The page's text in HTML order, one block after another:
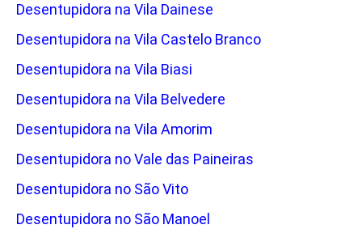
Desentupidora na Vila Dainese
Desentupidora na Vila Castelo Branco
Desentupidora na Vila Biasi
Desentupidora na Vila Belvedere
Desentupidora na Vila Amorim
Desentupidora no Vale das Paineiras
Desentupidora no São Vito
Desentupidora no São Manoel